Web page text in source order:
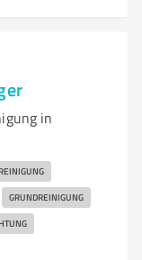
in
GRUNDREINIGUNG